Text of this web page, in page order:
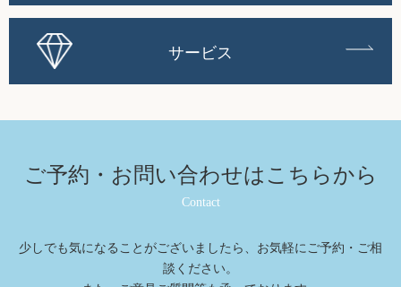
サービス
ご予約・お問い合わせはこちらから
Contact
少しでも気になることがございましたら、お気軽にご予約・ご相
談ください。